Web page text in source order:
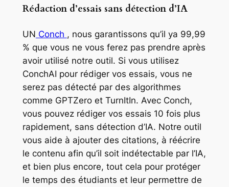
Rédaction d’essais sans détection d’IA
UN Conch , nous garantissons qu’il ya 99,99
% que vous ne vous ferez pas prendre après
avoir utilisé notre outil. Si vous utilisez
ConchAI pour rédiger vos essais, vous ne
serez pas détecté par des algorithmes
comme GPTZero et TurnItIn. Avec Conch,
vous pouvez rédiger vos essais 10 fois plus
rapidement, sans détection d’IA. Notre outil
vous aide à ajouter des citations, à réécrire
le contenu afin qu’il soit indétectable par l’IA,
et bien plus encore, tout cela pour protéger
le temps des étudiants et leur permettre de